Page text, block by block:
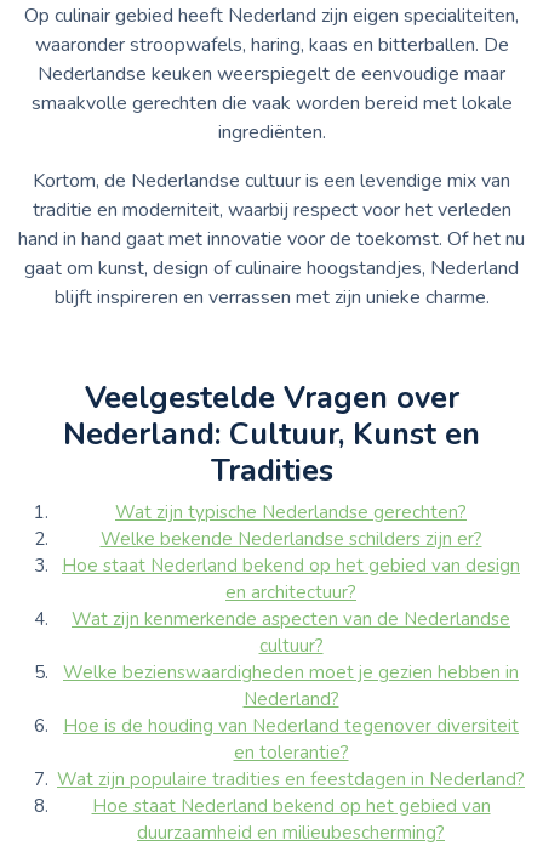
Op culinair gebied heeft Nederland zijn eigen specialiteiten,
waaronder stroopwafels, haring, kaas en bitterballen. De
Nederlandse keuken weerspiegelt de eenvoudige maar
smaakvolle gerechten die vaak worden bereid met lokale
ingrediënten.
Kortom, de Nederlandse cultuur is een levendige mix van
traditie en moderniteit, waarbij respect voor het verleden
hand in hand gaat met innovatie voor de toekomst. Of het nu
gaat om kunst, design of culinaire hoogstandjes, Nederland
blijft inspireren en verrassen met zijn unieke charme.
Veelgestelde Vragen over
Nederland: Cultuur, Kunst en
Tradities
Wat zijn typische Nederlandse gerechten?
Welke bekende Nederlandse schilders zijn er?
Hoe staat Nederland bekend op het gebied van design
en architectuur?
Wat zijn kenmerkende aspecten van de Nederlandse
cultuur?
Welke bezienswaardigheden moet je gezien hebben in
Nederland?
Hoe is de houding van Nederland tegenover diversiteit
en tolerantie?
Wat zijn populaire tradities en feestdagen in Nederland?
Hoe staat Nederland bekend op het gebied van
duurzaamheid en milieubescherming?